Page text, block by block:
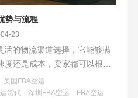
势与流程
23
活的物流渠道选择，它能够满
还是成本，卖家都可以根据
道。美国FBA空运不仅能够加
提高测款和补货效率。美国
美国FBA空运
货代 深圳FBA空运 FBA空运